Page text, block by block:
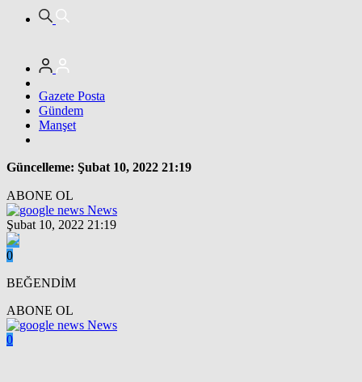
Gazete Posta
Gündem
Manşet
Güncelleme: Şubat 10, 2022 21:19
ABONE OL
News
Şubat 10, 2022 21:19
0
BEĞENDİM
ABONE OL
News
0